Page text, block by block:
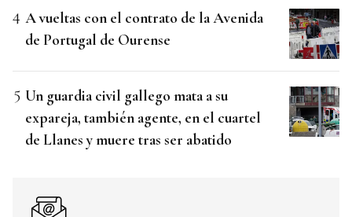
A vueltas con el contrato de la Avenida
de Portugal de Ourense
Un guardia civil gallego mata a su
expareja, también agente, en el cuartel
de Llanes y muere tras ser abatido